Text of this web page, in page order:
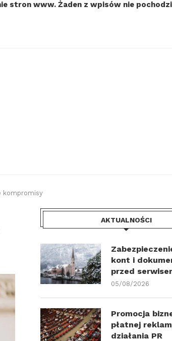
stron www. Żaden z wpisów nie
kompromisy
AKTUALNOŚCI
kont i
przed
05/08/2026
Promocja
płatnej
działania PR